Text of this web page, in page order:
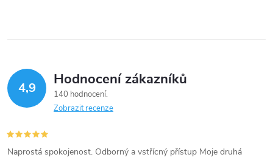
4,9 Hodnocení zákazníků
140 hodnocení
Zobrazit recenze
Naprostá spokojenost. Odborný a vstřícný přístup Moje druhá